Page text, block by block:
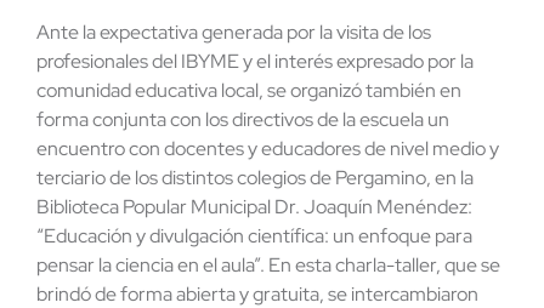
Ante la expectativa generada por la visita de los
profesionales del IBYME y el interés expresado por la
comunidad educativa local, se organizó también en
forma conjunta con los directivos de la escuela un
encuentro con docentes y educadores de nivel medio y
terciario de los distintos colegios de Pergamino, en la
Biblioteca Popular Municipal Dr. Joaquín Menéndez:
“Educación y divulgación científica: un enfoque para
pensar la ciencia en el aula”. En esta charla-taller, que se
brindó de forma abierta y gratuita, se intercambiaron